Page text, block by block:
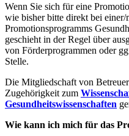
Wenn Sie sich für eine
wie bisher bitte direkt bei
Promotionsprogramms
geschieht in der Regel über
von Förderprogrammen oder
Stelle.
Die Mitgliedschaft von
Zugehörigkeit zum
Gesundheitswissenschaften
Wie kann ich mich für das